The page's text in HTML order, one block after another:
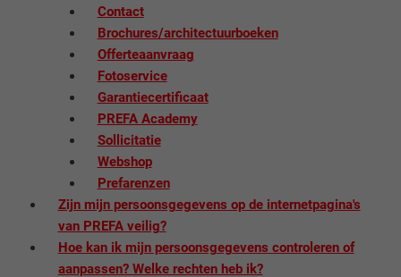
Contact
Brochures/architectuurboeken
Offerteaanvraag
Fotoservice
Garantiecertificaat
PREFA Academy
Sollicitatie
Webshop
Prefarenzen
Zijn mijn persoonsgegevens op de internetpagina's
van PREFA veilig?
Hoe kan ik mijn persoonsgegevens controleren of
aanpassen? Welke rechten heb ik?